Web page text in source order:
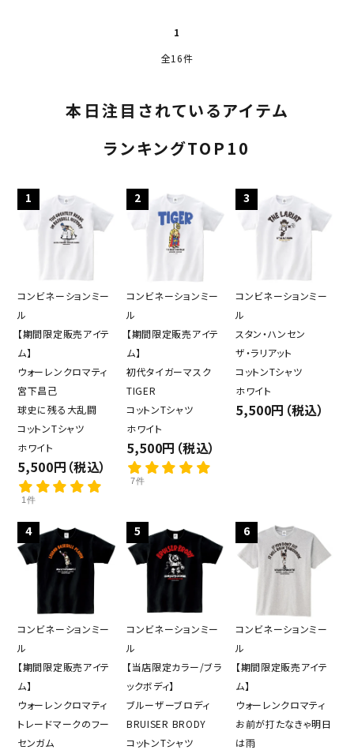
1
全16件
本日注目されているアイテム
ランキングTOP10
1
コンビネーションミー
ル
【期間限定販売アイテ
ム】
ウォーレンクロマティ
宮下昌己
球史に残る大乱闘
コットンTシャツ
ホワイト
5,500円（税込）
1件
2
コンビネーションミー
ル
【期間限定販売アイテ
ム】
初代タイガーマスク
TIGER
コットンTシャツ
ホワイト
5,500円（税込）
7件
3
コンビネーションミー
ル
スタン・ハンセン
ザ・ラリアット
コットンTシャツ
ホワイト
5,500円（税込）
4
コンビネーションミー
ル
【期間限定販売アイテ
ム】
ウォーレンクロマティ
トレードマークのフー
センガム
5
コンビネーションミー
ル
【当店限定カラー/ブラ
ックボディ】
ブルーザーブロディ
BRUISER BRODY
コットンTシャツ
6
コンビネーションミー
ル
【期間限定販売アイテ
ム】
ウォーレンクロマティ
お前が打たなきゃ明日
は雨